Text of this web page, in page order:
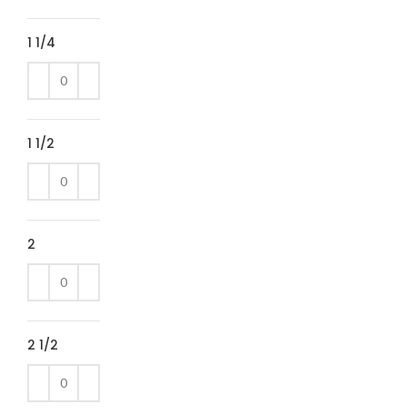
1 1/4
1 1/2
2
2 1/2